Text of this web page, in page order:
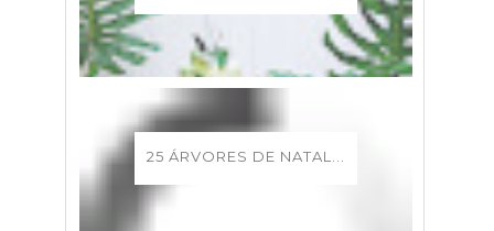
25 ÁRVORES DE NATAL...